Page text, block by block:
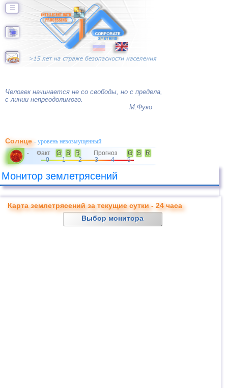
☰
Человек начинается не со свободы, но с предела,
с линии непреодолимого.
М.Фуко
Солнце- уровень невозмущенный
- Факт G S R Прогноз G S
R
0
1 2 3 4 5
Монитор землетрясений
Карта землетрясений за текущие сутки - 24 часа
Выбор монитора